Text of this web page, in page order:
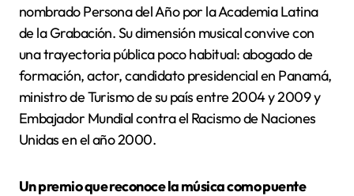
nombrado Persona del Año por la Academia Latina
de la Grabación. Su dimensión musical convive con
una trayectoria pública poco habitual: abogado de
formación, actor, candidato presidencial en Panamá,
ministro de Turismo de su país entre 2004 y 2009 y
Embajador Mundial contra el Racismo de Naciones
Unidas en el año 2000.
Un premio que reconoce la música como puente